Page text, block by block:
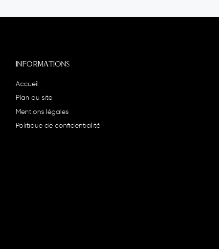
INFORMATIONS
Accueil
Plan du site
Mentions légales
Politique de confidentialité